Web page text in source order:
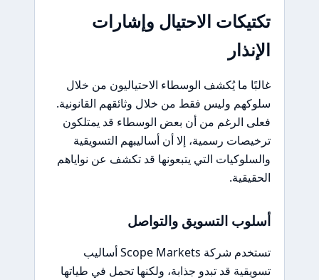
تكتيكات الاحتيال وإشارات
الإنذار
غالبًا ما يُكشف الوسطاء الاحتياليون من خلال
سلوكهم وليس فقط من خلال وثائقهم القانونية.
فعلى الرغم من أن بعض الوسطاء قد يمتلكون
ترخيصات رسمية، إلا أن أساليبهم التسويقية
والسلوكيات التي يتبعونها قد تكشف عن نواياهم
الحقيقية.
أسلوب التسويق والتواصل
تستخدم شركة Scope Markets أساليب
تسويقية قد تبدو جذابة، ولكنها تحمل في طياتها